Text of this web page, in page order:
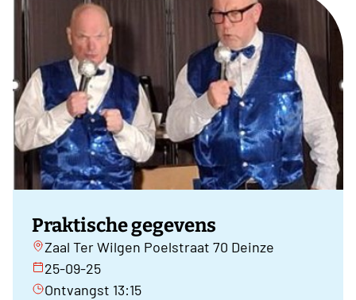
Praktische gegevens
Zaal Ter Wilgen Poelstraat 70 Deinze
25-09-25
Ontvangst 13:15